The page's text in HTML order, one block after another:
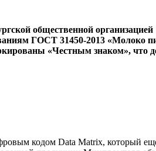
общественной организацией
ГОСТ 31450-2013 «Молоко
«Честным знаком», что
кодом Data Matrix, который